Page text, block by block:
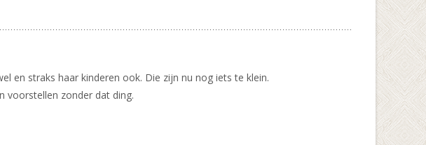
en straks haar kinderen ook. Die zijn nu nog iets te klein.
voorstellen zonder dat ding.